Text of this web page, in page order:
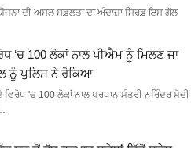
ਦੀ ਅਸਲ ਸਫ਼ਲਤਾ ਦਾ ਅੰਦਾਜ਼ਾ ਸਿਰਫ਼ ਇਸ ਗੱਲ
‘ਚ 100 ਲੋਕਾਂ ਨਾਲ ਪੀਐਮ ਨੂੰ ਮਿਲਣ ਜਾ
ਨੂੰ ਪੁਲਿਸ ਨੇ ਰੋਕਿਆ
'ਚ 100 ਲੋਕਾਂ ਨਾਲ ਪ੍ਰਧਾਨ ਮੰਤਰੀ ਨਰਿੰਦਰ ਮੋਦੀ